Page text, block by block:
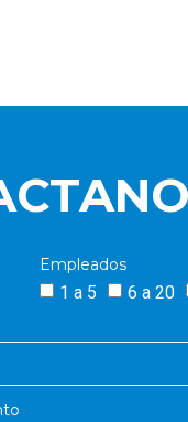
Empleados
1 a 5 6 a 20